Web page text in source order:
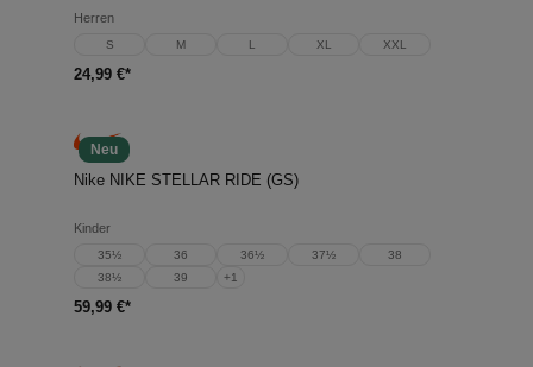
Herren
S M L XL XXL
24,99 €*
Neu
Nike NIKE STELLAR RIDE (GS)
Kinder
35½ 36 36½ 37½
38
38½
39 +1
59,99 €*